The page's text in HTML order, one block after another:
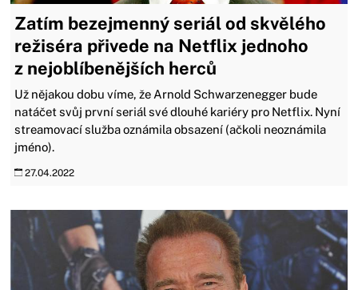
Zatím bezejmenný seriál od skvělého
režiséra přivede na Netflix jednoho
z nejoblíbenějších herců
Už nějakou dobu víme, že Arnold Schwarzenegger bude
natáčet svůj první seriál své dlouhé kariéry pro Netflix. Nyní
streamovací služba oznámila obsazení (ačkoli neoznámila
jméno).
27.04.2022